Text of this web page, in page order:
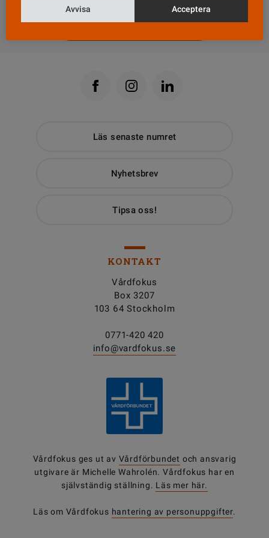
Till Vårdfokus startsida
Läs senaste numret
Nyhetsbrev
Tipsa oss!
KONTAKT
Vårdfokus
Box 3207
103 64 Stockholm
0771-420 420
info@vardfokus.se
Vårdfokus ges ut av Vårdförbundet och ansvarig
utgivare är Michelle Wahrolén. Vårdfokus har en
självständig ställning. Läs mer här.
Läs om Vårdfokus hantering av personuppgifter.
Avvisa Acceptera